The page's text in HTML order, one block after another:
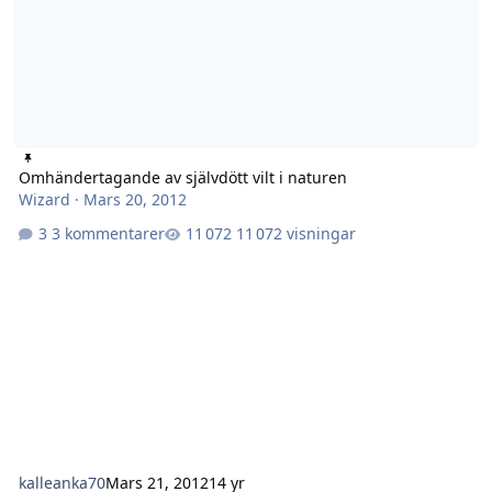
Omhändertagande av självdött vilt i naturen
Wizard · Mars 20, 2012
3 kommentarer
11 072 visningar
kalleanka70Mars 21, 201214 yr